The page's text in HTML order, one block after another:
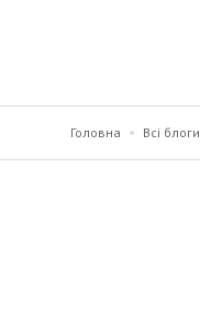
Головна Всі блоги